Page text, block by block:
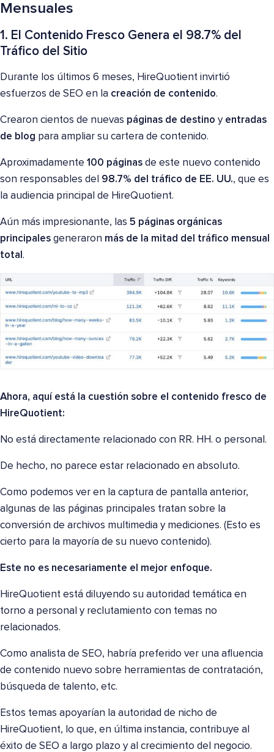
Mensuales
1. El Contenido Fresco Genera el 98.7% del
Tráfico del Sitio
Durante los últimos 6 meses, HireQuotient invirtió
esfuerzos de SEO en la creación de contenido.
Crearon cientos de nuevas páginas de destino y entradas
de blog para ampliar su cartera de contenido.
Aproximadamente 100 páginas de este nuevo contenido
son responsables del 98.7% del tráfico de EE. UU., que es
la audiencia principal de HireQuotient.
Aún más impresionante, las 5 páginas orgánicas
principales generaron más de la mitad del tráfico mensual
total .
Ahora, aquí está la cuestión sobre el contenido fresco de
HireQuotient:
No está directamente relacionado con RR. HH. o personal.
De hecho, no parece estar relacionado en absoluto.
Como podemos ver en la captura de pantalla anterior,
algunas de las páginas principales tratan sobre la
conversión de archivos multimedia y mediciones. (Esto es
cierto para la mayoría de su nuevo contenido).
Este no es necesariamente el mejor enfoque.
HireQuotient está diluyendo su autoridad temática en
torno a personal y reclutamiento con temas no
relacionados.
Como analista de SEO, habría preferido ver una afluencia
de contenido nuevo sobre herramientas de contratación,
búsqueda de talento, etc.
Estos temas apoyarían la autoridad de nicho de
HireQuotient, lo que, en última instancia, contribuye al
éxito de SEO a largo plazo y al crecimiento del negocio.